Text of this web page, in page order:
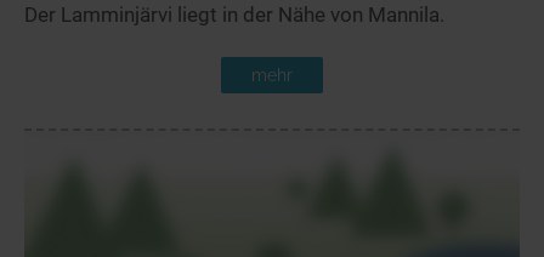
Der Lamminjärvi liegt in der Nähe von Mannila.
mehr